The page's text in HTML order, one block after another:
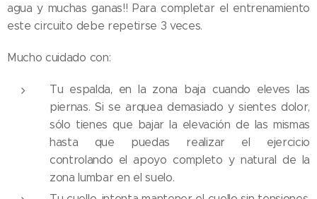
agua y muchas ganas!! Para completar el entrenamiento
este circuito debe repetirse 3 veces.
Mucho cuidado con:
Tu espalda, en la zona baja cuando eleves las
piernas. Si se arquea demasiado y sientes dolor,
sólo tienes que bajar la elevación de las mismas
hasta que puedas realizar el ejercicio
controlando el apoyo completo y natural de la
zona lumbar en el suelo.